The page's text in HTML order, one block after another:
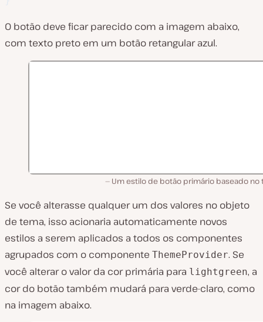
O botão deve ficar parecido com a imagem abaixo,
com texto preto em um botão retangular azul.
Um estilo de botão primário baseado no
Se você alterasse qualquer um dos valores no objeto
de tema, isso acionaria automaticamente novos
estilos a serem aplicados a todos os componentes
agrupados com o componente ThemeProvider. Se
você alterar o valor da cor primária para lightgreen, a
cor do botão também mudará para verde-claro, como
na imagem abaixo.